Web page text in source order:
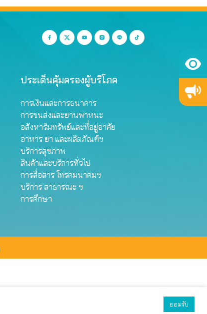
ประเด็นคุ้มครองผู้บริโภค
การเงินและการธนาคาร
การขนส่งและยานพาหนะ
อสังหาริมทรัพย์และที่อยู่อาศัย
อาหาร ยา และผลิตภัณฑ์ฯ
บริการสุขภาพ
สินค้าและบริการทั่วไป
การสื่อสาร โทรคมนาคมฯ
บริการ สาธารณะ ฯ
การศึกษา
ยอมรับ